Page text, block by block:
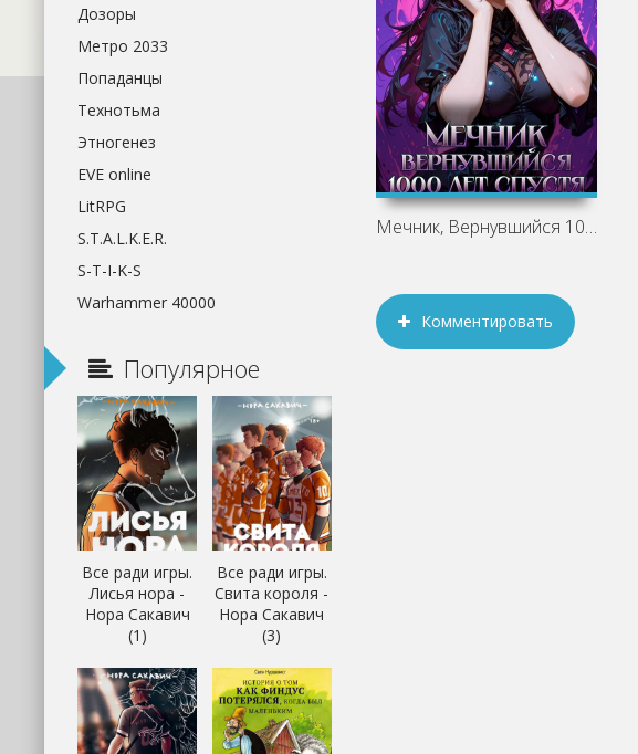
Мечник, Вернувшийся 1000 лет спустя.
Комментировать
Дозоры
Метро 2033
Попаданцы
Технотьма
Этногенез
EVE online
LitRPG
S.T.A.L.K.E.R.
S-T-I-K-S
Warhammer 40000
Популярное
Все ради игры.
Лисья нора -
Нора Сакавич
(1)
Все ради игры.
Свита короля -
Нора Сакавич
(3)